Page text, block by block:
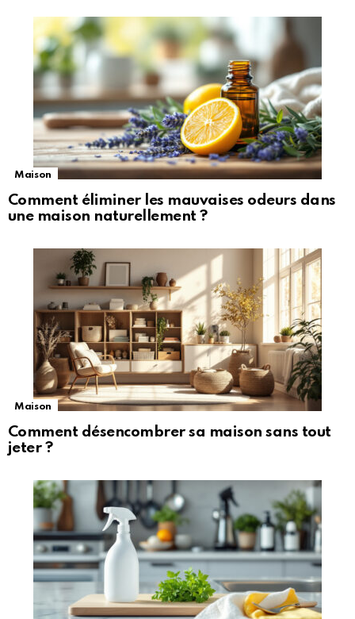
Maison
Comment éliminer les mauvaises odeurs dans
une maison naturellement ?
Maison
Comment désencombrer sa maison sans tout
jeter ?